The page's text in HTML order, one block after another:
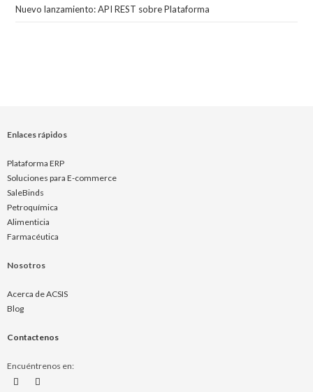
Nuevo lanzamiento: API REST sobre Plataforma
Enlaces rápidos
Plataforma ERP
Soluciones para E-commerce
SaleBinds
Petroquímica
Alimenticia
Farmacéutica
Nosotros
Acerca de ACSIS
Blog
Contactenos
Encuéntrenos en: